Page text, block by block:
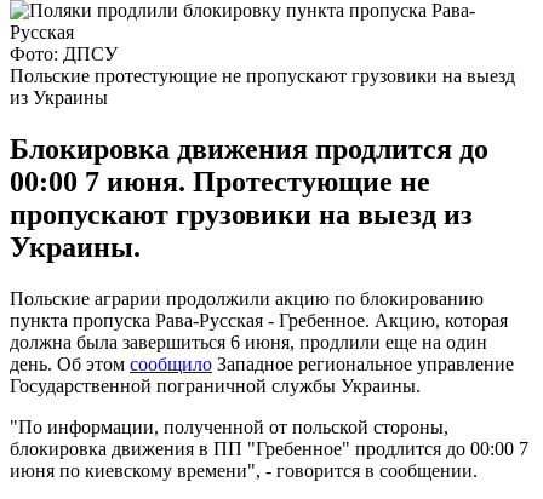
Фото: ДПСУ
Польские протестующие не пропускают грузовики на выезд
из Украины
Блокировка движения продлится до
00:00 7 июня. Протестующие не
пропускают грузовики на выезд из
Украины.
Польские аграрии продолжили акцию по блокированию
пункта пропуска Рава-Русская - Гребенное. Акцию, которая
должна была завершиться 6 июня, продлили еще на один
день. Об этом сообщило Западное региональное управление
Государственной пограничной службы Украины.
"По информации, полученной от польской стороны,
блокировка движения в ПП "Гребенное" продлится до 00:00 7
июня по киевскому времени", - говорится в сообщении.